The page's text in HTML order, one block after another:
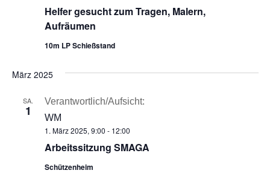
Helfer gesucht zum Tragen, Malern,
Aufräumen
10m LP Schießstand
März 2025
SA.
1
1. März 2025, 9:00 - 12:00
Arbeitssitzung SMAGA
Schützenheim
Verantwortlich/Aufsicht:
WM